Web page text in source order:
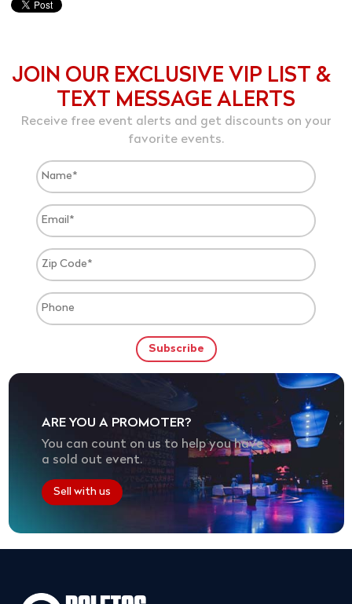
JOIN OUR EXCLUSIVE VIP LIST &
TEXT MESSAGE ALERTS
Receive free event alerts and get discounts on your
favorite events.
ARE YOU A PROMOTER?
You can count on us to help you have
a sold out event.
Sell with us